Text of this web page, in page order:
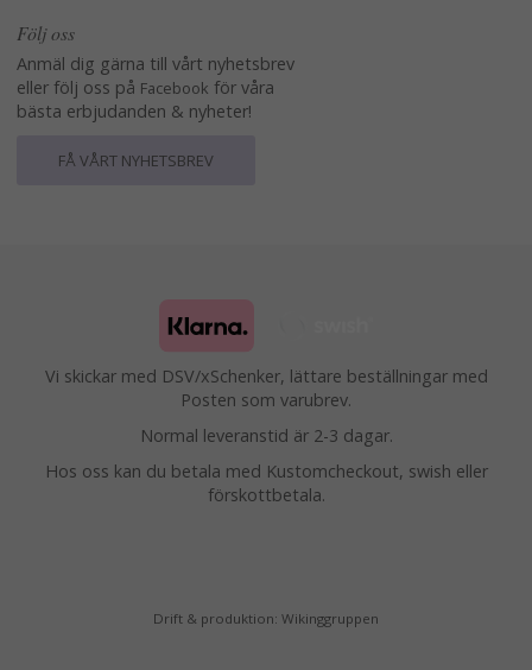
Följ oss
Anmäl dig gärna till vårt nyhetsbrev
eller följ oss på Facebook för våra
bästa erbjudanden & nyheter!
FÅ VÅRT NYHETSBREV
Vi skickar med DSV/xSchenker, lättare beställningar med
Posten som varubrev.
Normal leveranstid är 2-3 dagar.
Hos oss kan du betala med Kustomcheckout, swish eller
förskottbetala.
Drift & produktion: Wikinggruppen